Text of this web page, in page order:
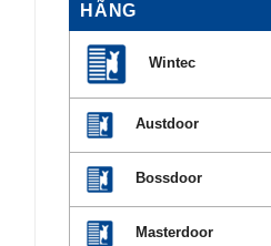
HÃNG
Wintec
Austdoor
Bossdoor
Masterdoor